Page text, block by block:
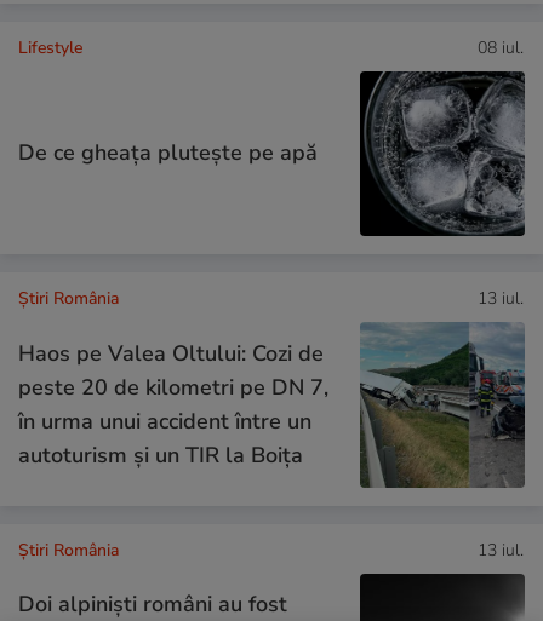
Lifestyle 08 iul.
De ce gheața plutește pe apă
Știri România 13 iul.
Haos pe Valea Oltului: Cozi de
peste 20 de kilometri pe DN 7,
în urma unui accident între un
autoturism și un TIR la Boița
Știri România 13 iul.
Doi alpiniști români au fost